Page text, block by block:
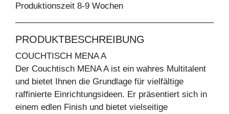
Produktionszeit 8-9 Wochen
PRODUKTBESCHREIBUNG
COUCHTISCH MENA A
Der Couchtisch MENA A ist ein wahres Multitalent
und bietet Ihnen die Grundlage für vielfältige
raffinierte Einrichtungsideen. Er präsentiert sich in
einem edlen Finish und bietet vielseitige